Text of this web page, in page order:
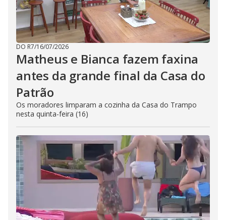
DO R7/16/07/2026
Matheus e Bianca fazem faxina
antes da grande final da Casa do
Patrão
Os moradores limparam a cozinha da Casa do Trampo
nesta quinta-feira (16)